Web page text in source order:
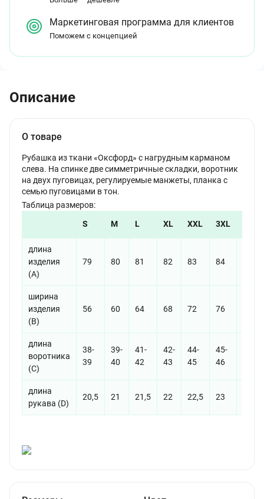
Маркетинговая программа для клиентов
Поможем с концепцией
Описание
О товаре
Рубашка из ткани «Оксфорд» с нагрудным карманом
слева. На спинке две симметричные складки, воротник
на двух пуговицах, регулируемые манжеты, планка с
семью пуговицами в тон.
Таблица размеров:
S
M L XL XXL 3XL
длина
изделия
(A)
79 80 81 82 83 84
ширина
изделия
(B)
56 60 64 68 72 76
длина
воротника
(С)
38-
39
39-
40
41-
42
42-
43
44-
45
45-
46
длина
рукава (D)
20,5 21 21,5 22 22,5 23